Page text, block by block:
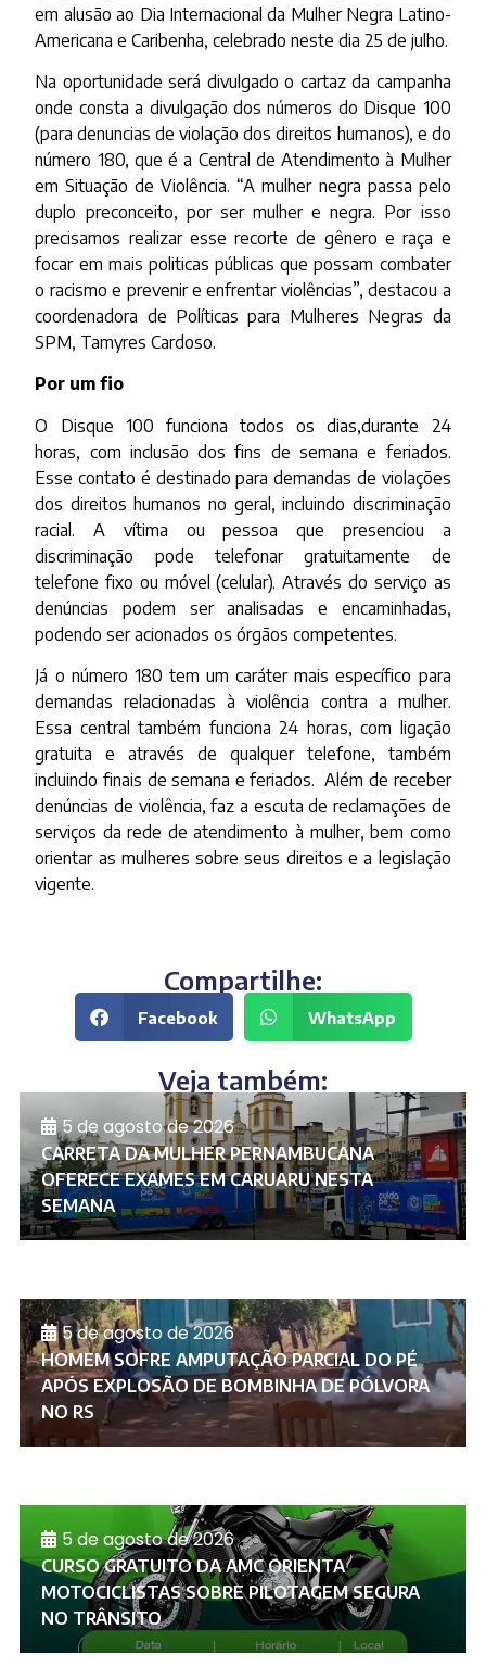
em alusão ao Dia Internacional da Mulher Negra Latino-
Americana e Caribenha, celebrado neste dia 25 de julho.
Na oportunidade será divulgado o cartaz da campanha
onde consta a divulgação dos números do Disque 100
(para denuncias de violação dos direitos humanos), e do
número 180, que é a Central de Atendimento à Mulher
em Situação de Violência. “A mulher negra passa pelo
duplo preconceito, por ser mulher e negra. Por isso
precisamos realizar esse recorte de gênero e raça e
focar em mais politicas públicas que possam combater
o racismo e prevenir e enfrentar violências”, destacou a
coordenadora de Políticas para Mulheres Negras da
SPM, Tamyres Cardoso.
Por um fio
O Disque 100 funciona todos os dias,durante 24
horas, com inclusão dos fins de semana e feriados.
Esse contato é destinado para demandas de violações
dos direitos humanos no geral, incluindo discriminação
racial. A vítima ou pessoa que presenciou a
discriminação pode telefonar gratuitamente de
telefone fixo ou móvel (celular). Através do serviço as
denúncias podem ser analisadas e encaminhadas,
podendo ser acionados os órgãos competentes.
Já o número 180 tem um caráter mais específico para
demandas relacionadas à violência contra a mulher.
Essa central também funciona 24 horas, com ligação
gratuita e através de qualquer telefone, também
incluindo finais de semana e feriados. Além de receber
denúncias de violência, faz a escuta de reclamações de
serviços da rede de atendimento à mulher, bem como
orientar as mulheres sobre seus direitos e a legislação
vigente.
Compartilhe:
Facebook WhatsApp
Veja também:
5 de agosto de 2026
CARRETA DA MULHER PERNAMBUCANA
OFERECE EXAMES EM CARUARU NESTA
SEMANA
5 de agosto de 2026
HOMEM SOFRE AMPUTAÇÃO PARCIAL DO PÉ
APÓS EXPLOSÃO DE BOMBINHA DE PÓLVORA
NO RS
5 de agosto de 2026
CURSO GRATUITO DA AMC ORIENTA
MOTOCICLISTAS SOBRE PILOTAGEM SEGURA
NO TRÂNSITO